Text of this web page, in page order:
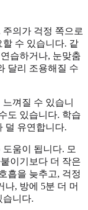
의가 걱정 쪽으로
수 있습니다. 같
습하거나, 눈맞춤
달리 조용해질 수
껴질 수 있습니
도 있습니다. 학습
덜 유연합니다.
움이 됩니다. 모
이기보다 더 작은
흡을 늦추고, 걱정
나, 방에 5분 더 머
습니다.